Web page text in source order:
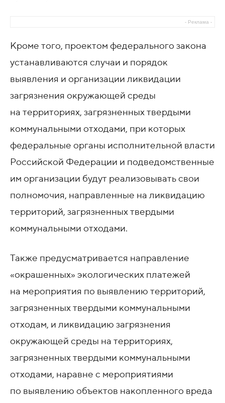
- Реклама -
Кроме того, проектом федерального закона
устанавливаются случаи и порядок
выявления и организации ликвидации
загрязнения окружающей среды
на территориях, загрязненных твердыми
коммунальными отходами, при которых
федеральные органы исполнительной власти
Российской Федерации и подведомственные
им организации будут реализовывать свои
полномочия, направленные на ликвидацию
территорий, загрязненных твердыми
коммунальными отходами.
Также предусматривается направление
«окрашенных» экологических платежей
на мероприятия по выявлению территорий,
загрязненных твердыми коммунальными
отходам, и ликвидацию загрязнения
окружающей среды на территориях,
загрязненных твердыми коммунальными
отходами, наравне с мероприятиями
по выявлению объектов накопленного вреда